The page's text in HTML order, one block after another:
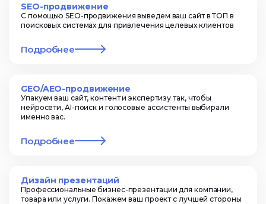
SEO-продвижение
С помощью SEO-продвижения выведем ваш сайт в ТОП в
поисковых системах для привлечения целевых клиентов
Подробнее
GEO/AEO-продвижение
Упакуем ваш сайт, контент и экспертизу так, чтобы
нейросети, AI-поиск и голосовые ассистенты выбирали
именно вас.
Подробнее
Дизайн презентаций
Профессиональные бизнес-презентации для компании,
товара или услуги. Покажем ваш проект с лучшей стороны